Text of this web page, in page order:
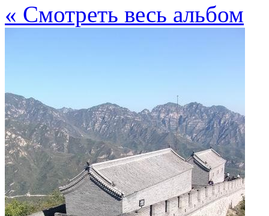
« Cмотреть весь альбом